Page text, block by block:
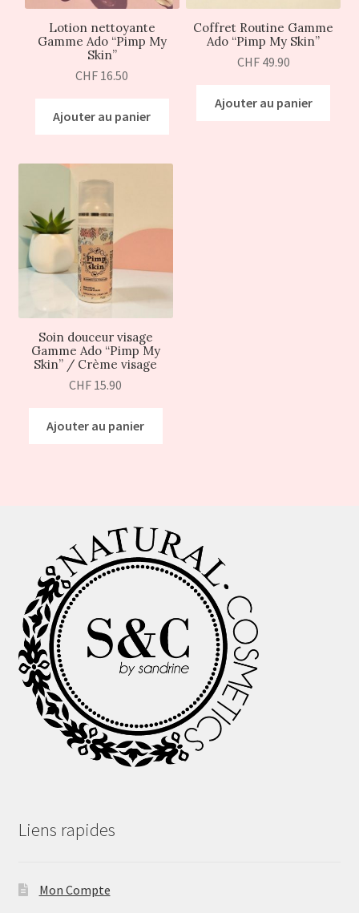
Lotion nettoyante
Gamme Ado “Pimp My
Skin”
CHF 16.50
Ajouter au panier
Coffret Routine Gamme
Ado “Pimp My Skin”
CHF49.90
Ajouter au panier
Soin douceur visage
Gamme Ado “Pimp My
Skin” / Crème visage
CHF 15.90
Ajouter au panier
Liens rapides
Mon Compte